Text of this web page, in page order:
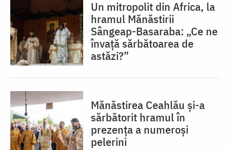
Un mitropolit din Africa, la
hramul Mănăstirii
Sângeap-Basaraba: „Ce ne
învață sărbătoarea de
astăzi?”
Mănăstirea Ceahlău și-a
sărbătorit hramul în
prezența a numeroși
pelerini